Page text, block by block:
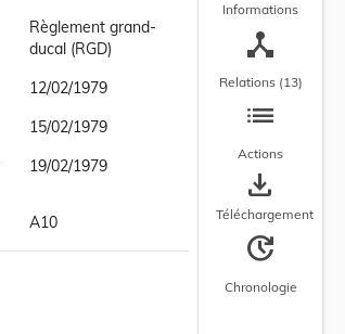
Règlement grand-
ducal (RGD)
12/02/1979
15/02/1979
19/02/1979
A10
Informations
device_hub
Relations (13)
list
Actions
save_alt
Téléchargement
update
Chronologie